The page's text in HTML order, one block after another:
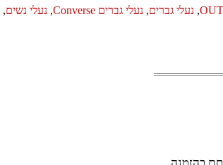
, נעלי גברים, נעלי גברים Converse , נעלי נשים,